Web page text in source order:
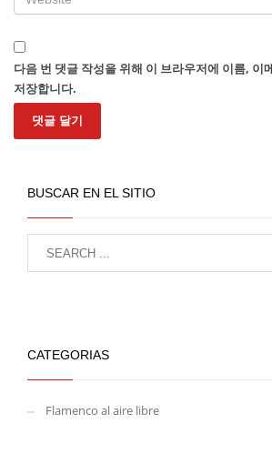
다음 번 댓글 작성을 위해 이 브라우저에 이름, 이
저장합니다.
BUSCAR EN EL SITIO
CATEGORIAS
Flamenco al aire libre